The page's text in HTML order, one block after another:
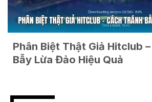
Phân Biệt Thật Giả Hitclub
Bẫy Lừa Đảo Hiệu Quả